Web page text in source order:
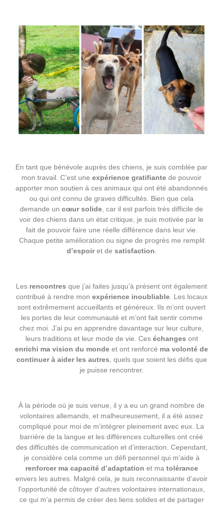
En tant que bénévole auprès des chiens, je suis comblée par
mon travail. C’est une expérience gratifiante de pouvoir
apporter mon soutien à ces animaux qui ont été abandonnés
ou qui ont connu de graves difficultés. Bien que cela
demande un cœur solide, car il est parfois très difficile de
voir des chiens dans un état critique, je suis motivée par le
fait de pouvoir faire une réelle différence dans leur vie.
Chaque petite amélioration ou signe de progrès me remplit
d’espoiret de satisfaction.
Les rencontres que j’ai faites jusqu’à présent ont également
contribué à rendre mon expérience inoubliable. Les locaux
sont extrêmement accueillants et généreux. Ils m’ont ouvert
les portes de leur communauté et m’ont fait sentir comme
chez moi. J’ai pu en apprendre davantage sur leur culture,
leurs traditions et leur mode de vie. Ces échanges ont
enrichi ma vision du monde et ont renforcé ma volonté de
continuer à aider les autres , quels que soient les défis que
je puisse rencontrer.
À la période où je suis venue, il y a eu un grand nombre de
volontaires allemands, et malheureusement, il a été assez
compliqué pour moi de m’intégrer pleinement avec eux. La
barrière de la langue et les différences culturelles ont créé
des difficultés de communication et d’interaction. Cependant,
je considère cela comme un défi personnel qui m’aide à
renforcer ma capacité d’adaptation et ma tolérance
envers les autres. Malgré cela, je suis reconnaissante d’avoir
l’opportunité de côtoyer d’autres volontaires internationaux,
ce qui m’a permis de créer des liens solides et de partager